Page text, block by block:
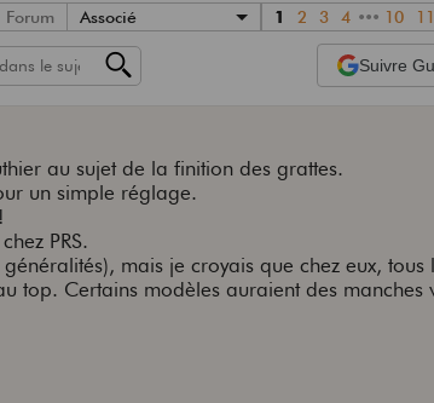
Forum Associé 1 2 3 4 ••• 10 11
Suivre
au sujet de la finition des grattes.
un simple réglage.
PRS.
mais je croyais que chez eux, tous
top. Certains modèles auraient des manches